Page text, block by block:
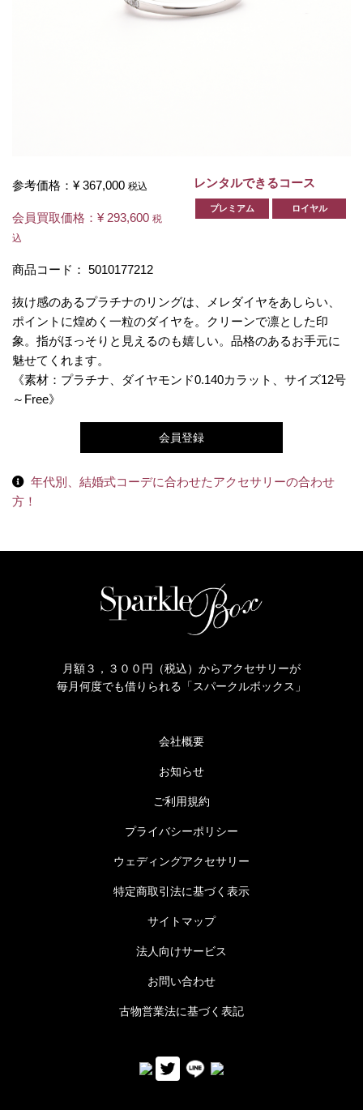
参考価格： ¥ 367,000 税込
会員買取価格： ¥ 293,600 税
込
商品コード： 5010177212
レンタルできるコース
プレミアム ロイヤル
抜け感のあるプラチナのリングは、メレダイヤをあしらい、
ポイントに煌めく一粒のダイヤを。クリーンで凛とした印
象。指がほっそりと見えるのも嬉しい。品格のあるお手元に
魅せてくれます。
《素材：プラチナ、ダイヤモンド0.140カラット、サイズ12号
～Free》
会員登録
年代別、結婚式コーデに合わせたアクセサリーの合わせ
方！
月額３，３００円（税込）からアクセサリーが
毎月何度でも借りられる「スパークルボックス」
会社概要
お知らせ
ご利用規約
プライバシーポリシー
ウェディングアクセサリー
特定商取引法に基づく表示
サイトマップ
法人向けサービス
お問い合わせ
古物営業法に基づく表記